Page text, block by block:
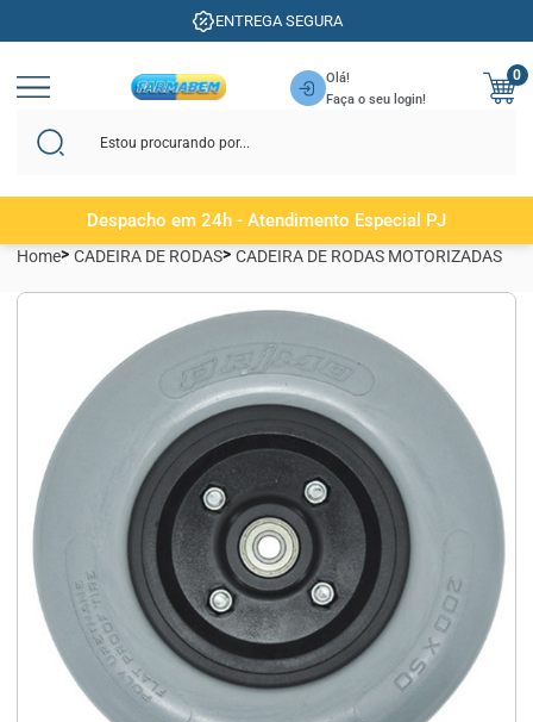
ENTREGA SEGURA
Olá!
Faça o seu login!
0
Despacho em 24h - Atendimento Especial PJ
Home CADEIRA DE RODAS CADEIRA DE RODAS MOTORIZADAS